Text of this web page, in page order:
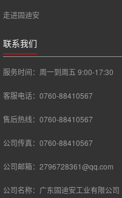
走进固迪安
联系我们
服务时间：周一到周五 9:00-17:30
客服电话：0760-88410567
售后热线：0760-88410567
公司传真：0760-88410567
公司邮箱：2796728361@qq.com
公司名称：广东固迪安工业有限公司